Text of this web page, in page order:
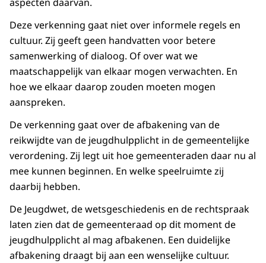
aspecten daarvan.
Deze verkenning gaat niet over informele regels en
cultuur. Zij geeft geen handvatten voor betere
samenwerking of dialoog. Of over wat we
maatschappelijk van elkaar mogen verwachten. En
hoe we elkaar daarop zouden moeten mogen
aanspreken.
De verkenning gaat over de afbakening van de
reikwijdte van de jeugdhulpplicht in de gemeentelijke
verordening. Zij legt uit hoe gemeenteraden daar nu al
mee kunnen beginnen. En welke speelruimte zij
daarbij hebben.
De Jeugdwet, de wetsgeschiedenis en de rechtspraak
laten zien dat de gemeenteraad op dit moment de
jeugdhulpplicht al mag afbakenen. Een duidelijke
afbakening draagt bij aan een wenselijke cultuur.